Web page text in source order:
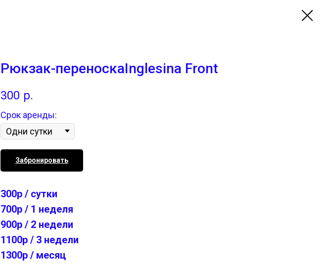
Рюкзак-переноскаInglesina Front
300 р.
Срок аренды:
Забронировать
300р / сутки
700р / 1 неделя
900р / 2 недели
1100р / 3 недели
1300р / месяц